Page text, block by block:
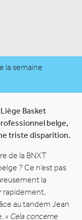
la semaine
Basket
belge,
triste disparition.
de la BNXT
? Ce n’est pas
la
rapidement,
au tandem Jean
« Cela concerne